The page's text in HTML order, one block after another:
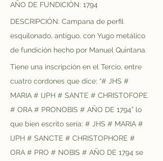
AÑO DE FUNDICIÓN: 1794
DESCRIPCIÓN: Campana de perfil
esquilonado, antiguo, con Yugo metálico
de fundición hecho por Manuel Quintana.
Tiene una inscripción en el Tercio, entre
cuatro cordones que dice: “# JHS #
MARIA # IJPH # SANTE # CHRISTOFOPE
# ORA # PRONOBIS # AÑO DE 1794” lo
que bien escrito sería: # JHS # MARIA #
IJPH # SANCTE # CHRISTOPHORE #
ORA # PRO # NOBIS # AÑO DE 1794 se